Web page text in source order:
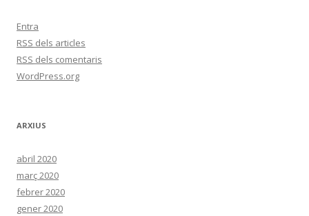
Entra
RSS dels articles
RSS dels comentaris
WordPress.org
ARXIUS
abril 2020
març 2020
febrer 2020
gener 2020